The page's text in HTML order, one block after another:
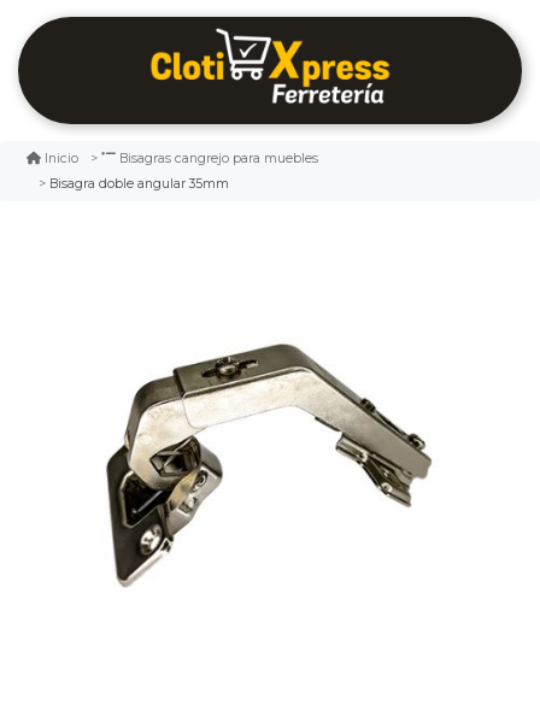
Inicio
Bisagras cangrejo para muebles
Bisagra doble angular 35mm